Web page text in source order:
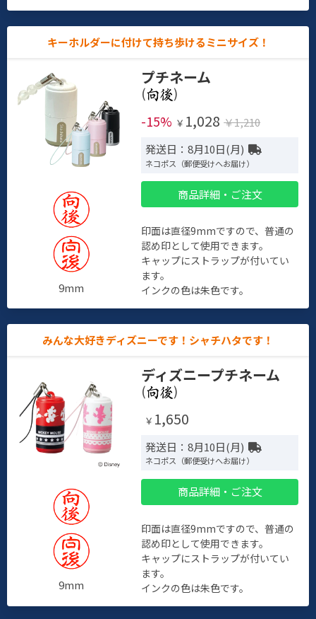
キーホルダーに付けて持ち歩けるミニサイズ！
9mm
プチネーム
(
)
-15% ￥ 1,028 ￥1,210
発送日：8月10日(月)
ネコポス（郵便受けへお届け）
商品詳細・ご注文
印面は直径9mmですので、普通の
認め印として使用できます。
キャップにストラップが付いてい
ます。
インクの色は朱色です。
みんな大好きディズニーです！シャチハタです！
9mm
ディズニープチネーム
( )
￥ 1,650
発送日：8月10日(月)
ネコポス（郵便受けへお届け）
商品詳細・ご注文
印面は直径9mmですので、普通の
認め印として使用できます。
キャップにストラップが付いてい
ます。
インクの色は朱色です。